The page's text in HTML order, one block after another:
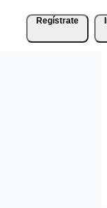
Regístrate